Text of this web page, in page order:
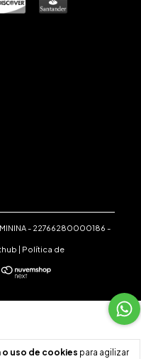
uso de cookies para agilizar
- 22766280000186 -
Política de